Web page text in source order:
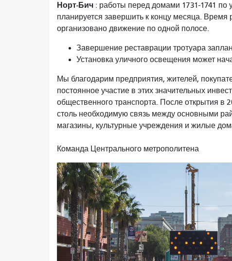
Норт-Бич : работы перед домами 1731-1741 по
планируется завершить к концу месяца.
организовано движение по одной полосе.
Завершение реставрации тротуара
Установка уличного освещения может
Мы благодарим предприятия, жителей,
постоянное участие в этих значительных
общественного транспорта. После открытия в
столь необходимую связь между основными
магазины, культурные учреждения и жилые
Команда Центрального метрополитена